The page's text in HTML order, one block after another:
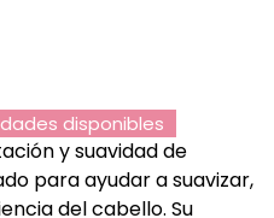
disponibles
y suavidad de
para ayudar a suavizar,
del cabello. Su